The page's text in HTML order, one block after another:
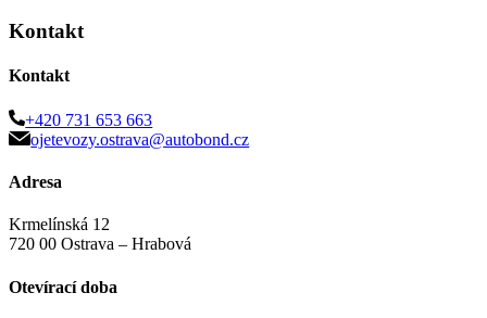
Kontakt
Kontakt
+420 731 653 663
ojetevozy.ostrava@autobond.cz
Adresa
Krmelínská 12
720 00 Ostrava – Hrabová
Otevírací doba